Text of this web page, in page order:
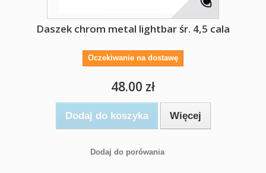
Daszek chrom metal lightbar śr. 4,5 cala
Oczekiwanie na dostawę
48.00 zł
Dodaj do koszyka Więcej
Dodaj do porówania